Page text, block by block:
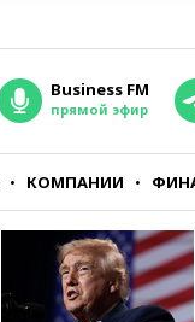
Business FM
прямой эфир
КОМПАНИИ